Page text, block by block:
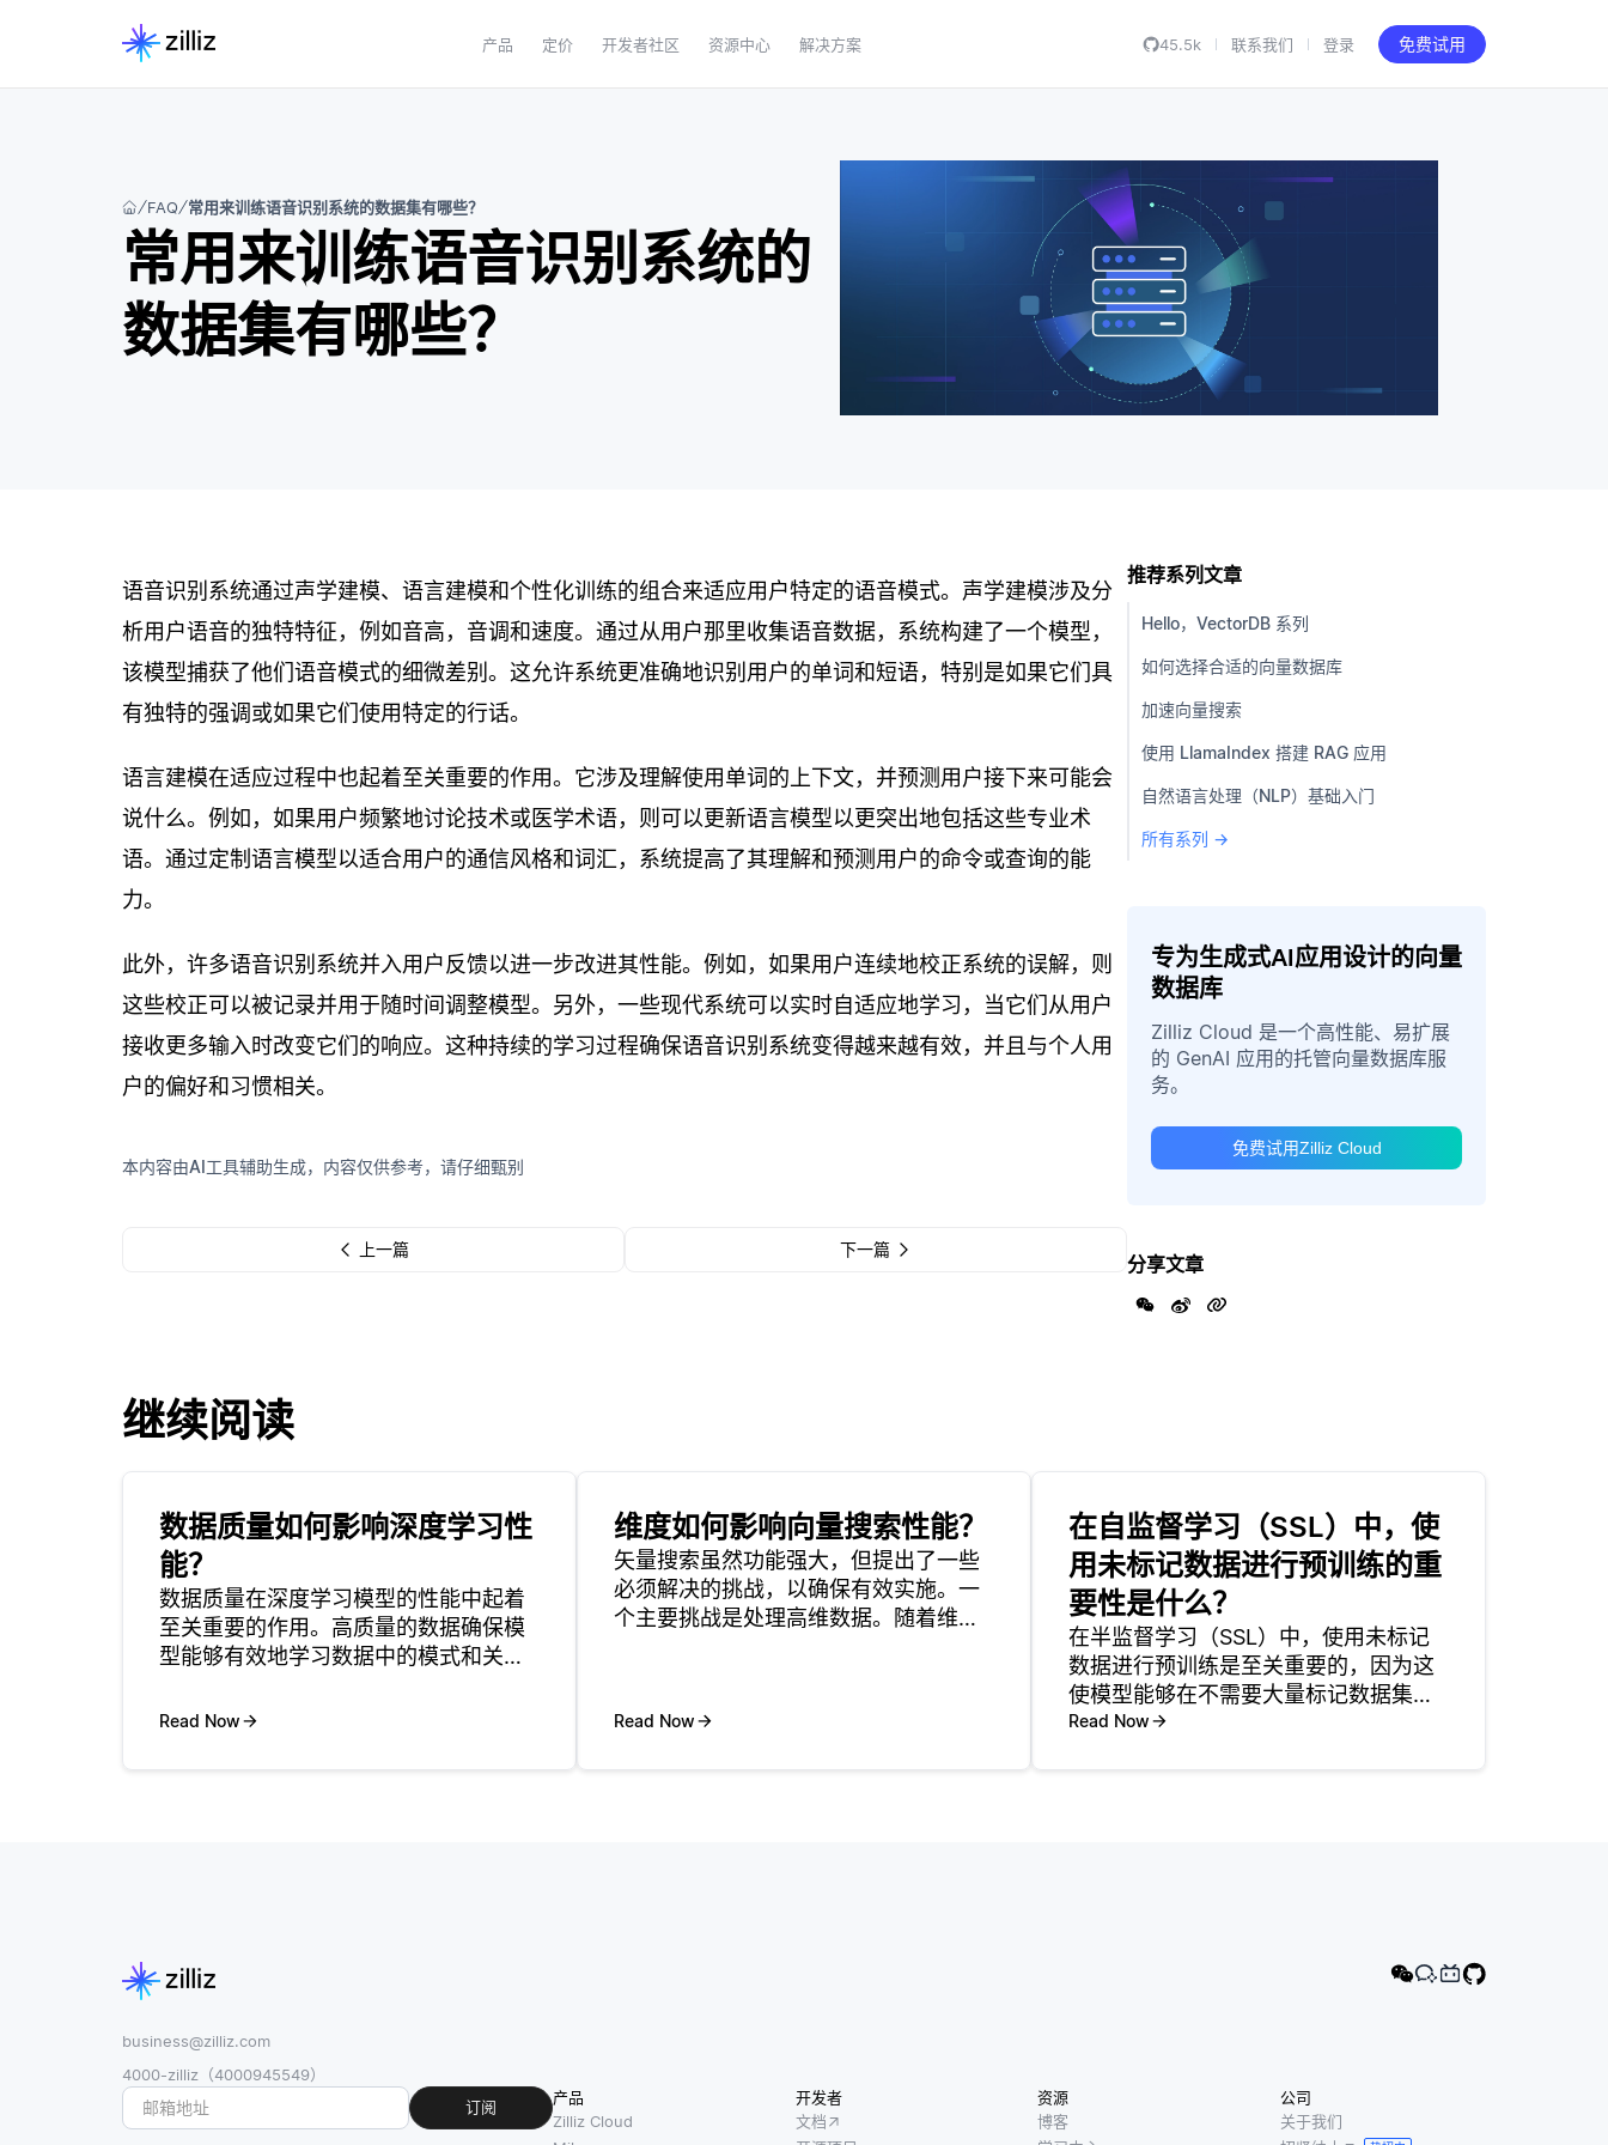
产品 定价 开发者社区 资源中心 解决方案 45.5k 联系我们 登录 免费试用
FAQ 常用来训练语音识别系统的数据集有哪些？
常用来训练语音识别系统的
数据集有哪些？
语音识别系统通过声学建模、语言建模和个性化训练的组合来适应用户特定的语音模式。声学建模涉及分
析用户语音的独特特征，例如音高，音调和速度。通过从用户那里收集语音数据，系统构建了一个模型，
该模型捕获了他们语音模式的细微差别。这允许系统更准确地识别用户的单词和短语，特别是如果它们具
有独特的强调或如果它们使用特定的行话。
语言建模在适应过程中也起着至关重要的作用。它涉及理解使用单词的上下文，并预测用户接下来可能会
说什么。例如，如果用户频繁地讨论技术或医学术语，则可以更新语言模型以更突出地包括这些专业术
语。通过定制语言模型以适合用户的通信风格和词汇，系统提高了其理解和预测用户的命令或查询的能
力。
此外，许多语音识别系统并入用户反馈以进一步改进其性能。例如，如果用户连续地校正系统的误解，则
这些校正可以被记录并用于随时间调整模型。另外，一些现代系统可以实时自适应地学习，当它们从用户
接收更多输入时改变它们的响应。这种持续的学习过程确保语音识别系统变得越来越有效，并且与个人用
户的偏好和习惯相关。
本内容由AI工具辅助生成，内容仅供参考，请仔细甄别
上一篇 下一篇
推荐系列文章
Hello，VectorDB 系列
如何选择合适的向量数据库
加速向量搜索
使用 LlamaIndex 搭建 RAG 应用
自然语言处理（NLP）基础入门
所有系列 →
专为生成式AI应用设计的向量
数据库
Zilliz Cloud 是一个高性能、易扩展
的 GenAI 应用的托管向量数据库服
务。
免费试用Zilliz Cloud
分享文章
继续阅读
数据质量如何影响深度学习性
能？
数据质量在深度学习模型的性能中起着
至关重要的作用。高质量的数据确保模
型能够有效地学习数据中的模式和关
题，包括错误的预测、更长的训练时间
Read Now
维度如何影响向量搜索性能？
矢量搜索虽然功能强大，但提出了一些
必须解决的挑战，以确保有效实施。一
个主要挑战是处理高维数据。随着维数
性和相关性。向量搜索依赖于相似
Read Now
在自监督学习（SSL）中，使
用未标记数据进行预训练的重
要性是什么？
在半监督学习（SSL）中，使用未标记
数据进行预训练是至关重要的，因为这
使模型能够在不需要大量标记数据集的
情况下学习有用的数据表示。在许多现
Read Now
business@zilliz.com
4000-zilliz（4000945549）
订阅
产品
Zilliz Cloud
开发者
文档
资源
博客
公司
关于我们